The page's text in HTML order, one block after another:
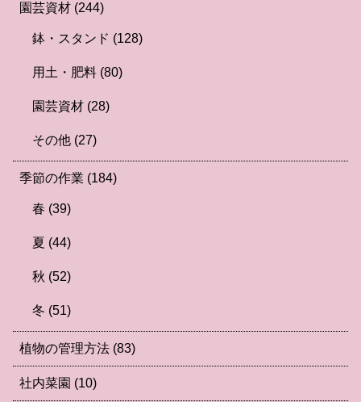
園芸資材 (244)
鉢・スタンド (128)
用土・肥料 (80)
園芸資材 (28)
その他 (27)
季節の作業 (184)
春 (39)
夏 (44)
秋 (52)
冬 (51)
植物の管理方法 (83)
社内菜園 (10)